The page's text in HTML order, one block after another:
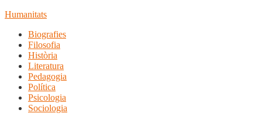
Humanitats
Biografies
Filosofia
Història
Literatura
Pedagogia
Política
Psicologia
Sociologia